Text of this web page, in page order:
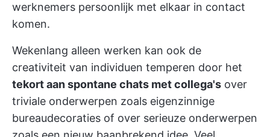
werknemers persoonlijk met elkaar in contact
komen.
Wekenlang alleen werken kan ook de
creativiteit van individuen temperen door het
tekort aan spontane chats met collega's over
triviale onderwerpen zoals eigenzinnige
bureaudecoraties of over serieuze onderwerpen